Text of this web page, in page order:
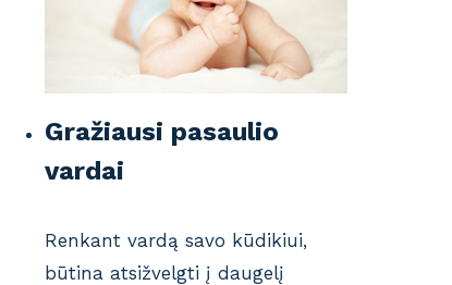
Gražiausi pasaulio
vardai
Renkant vardą savo kūdikiui,
būtina atsižvelgti į daugelį